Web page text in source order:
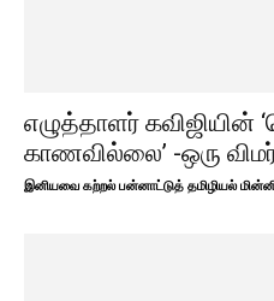
எழுத்தாளர்
காணவில்லை’ -ஒரு
இனியவை கற்றல் பன்னாட்டுத் தமிழியல்